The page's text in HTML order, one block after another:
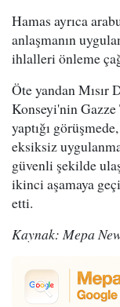
Hamas ayrıca
anlaşmanın
ihlalleri önleme
Öte yandan Mısır
Konseyi'nin
yaptığı
eksiksiz
güvenli şekilde
ikinci aşamaya
etti.
Kaynak: Mepa